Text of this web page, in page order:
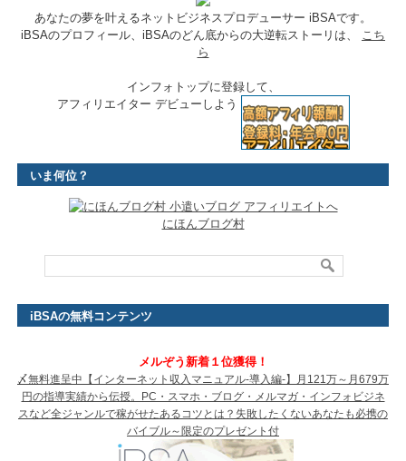
あなたの夢を叶えるネットビジネスプロデューサー iBSAです。
iBSAのプロフィール、iBSAのどん底からの大逆転ストーリは、 こち
ら
インフォトップに登録して、
アフィリエイター デビューしよう
いま何位？
にほんブログ村
iBSAの無料コンテンツ
メルぞう新着１位獲得！
〆無料進呈中【インターネット収入マニュアル-導入編-】月121万～月679万
円の指導実績から伝授。PC・スマホ・ブログ・メルマガ・インフォビジネ
スなど全ジャンルで稼がせたあるコツとは？失敗したくないあなたも必携の
バイブル～限定のプレゼント付